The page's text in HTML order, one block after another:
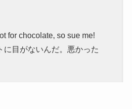
for chocolate, so sue me!
に目がないんだ。悪かった